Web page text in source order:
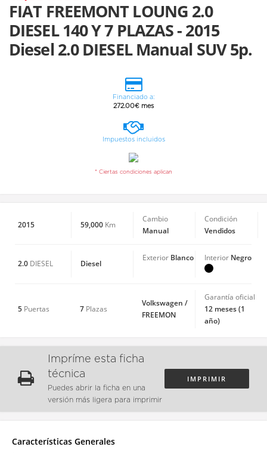
FIAT FREEMONT LOUNG 2.0
DIESEL 140 Y 7 PLAZAS - 2015
Diesel 2.0 DIESEL Manual SUV 5p.
Financiado a:
272.00€ mes
Impuestos incluidos
* Ciertas condiciones aplican
2015 59,000 Km
Cambio
Manual
Condición
Vendidos
2.0 DIESEL Diesel
Exterior Blanco Interior Negro
5 Puertas 7 Plazas
Volkswagen /
FREEMON
Garantía oficial
12 meses (1
año)
Impríme esta ficha
técnica
Puedes abrir la ficha en una
versión más ligera para imprimir
IMPRIMIR
Características Generales